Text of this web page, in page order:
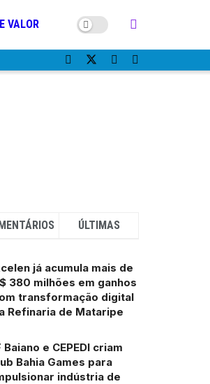
VALOR
ÚLTIMAS
já acumula mais de
380 milhões em ganhos
transformação digital
Refinaria de Mataripe
Baiano e CEPEDI criam
Bahia Games para
indústria de